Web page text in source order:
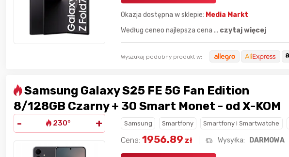
Okazja dostępna w sklepie: Media Markt
Według ceneo najlepsza cena ... czytaj więcej
Wyszukaj podobny produkt w:
Samsung Galaxy S25 FE 5G Fan Edition
8/128GB Czarny + 30 Smart Monet - od X-KOM
- 230° + Samsung Smartfony Smartfony i Smartwatche
Cena: 1956.89 zł Wysyłka: DARMOWA
10 godzin temu adrian11